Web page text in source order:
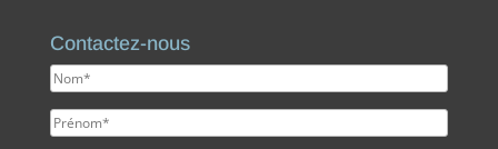
Contactez-nous